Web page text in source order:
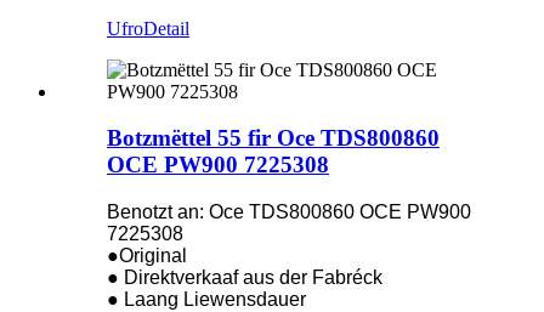
UfroDetail
Botzmëttel 55 fir Oce TDS800860
OCE PW900 7225308
Benotzt an: Oce TDS800860 OCE PW900
7225308
●Original
● Direktverkaaf aus der Fabréck
● Laang Liewensdauer